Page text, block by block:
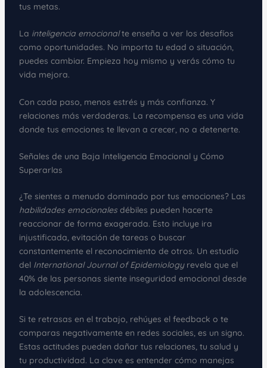
tus metas.
La inteligencia emocionalte enseña a ver los desafíos
como oportunidades. No importa tu edad o situación,
puedes cambiar. Empieza hoy mismo y verás cómo tu
vida mejora.
Con cada paso, menos estrés y más confianza. Y
relaciones más verdaderas. La recompensa es una vida
donde tus emociones te llevan a crecer, no a detenerte.
Señales de una Baja Inteligencia Emocional y Cómo
Superarlas
¿Te sientes a menudo dominado por tus emociones? Las
habilidades emocionalesdébiles pueden hacerte
reaccionar de forma exagerada. Esto incluye ira
injustificada, evitación de tareas o buscar
constantemente el reconocimiento de otros. Un estudio
del International Journal of Epidemiologyrevela que el
40% de las personas siente inseguridad emocional desde
la adolescencia.
Si te retrasas en el trabajo, rehúyes el feedback o te
comparas negativamente en redes sociales, es un signo.
Estas actitudes pueden dañar tus relaciones, tu salud y
tu productividad. La clave es entender cómo manejas